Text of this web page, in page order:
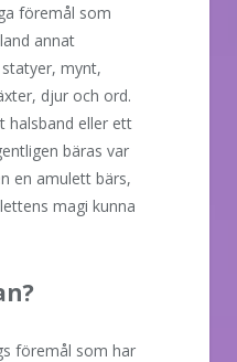
föremål som
annat
mynt,
djur och ord.
halsband eller ett
bäras var
en amulett bärs,
magi kunna
föremål som har